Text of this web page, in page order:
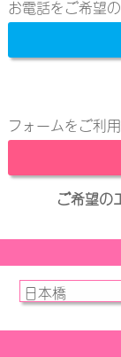
お電話をご希望
フォームをご利
ご希望の